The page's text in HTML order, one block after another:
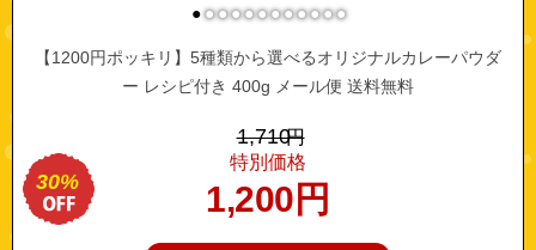
●●●●●●●●●●●●
【1200円ポッキリ】5種類から選べるオリジナルカレーパウダ
ー レシピ付き 400g メール便 送料無料
1,710円
特別価格
1,200 円
30%